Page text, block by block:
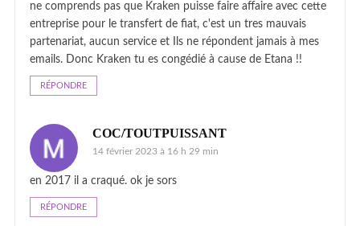
ne comprends pas que Kraken puisse faire affaire avec cette
entreprise pour le transfert de fiat, c'est un tres mauvais
partenariat, aucun service et Ils ne répondent jamais à mes
emails. Donc Kraken tu es congédié à cause de Etana !!
RÉPONDRE
COC/TOUTPUISSANT
14 février 2023 à 16 h 29 min
en 2017 il a craqué. ok je sors
RÉPONDRE